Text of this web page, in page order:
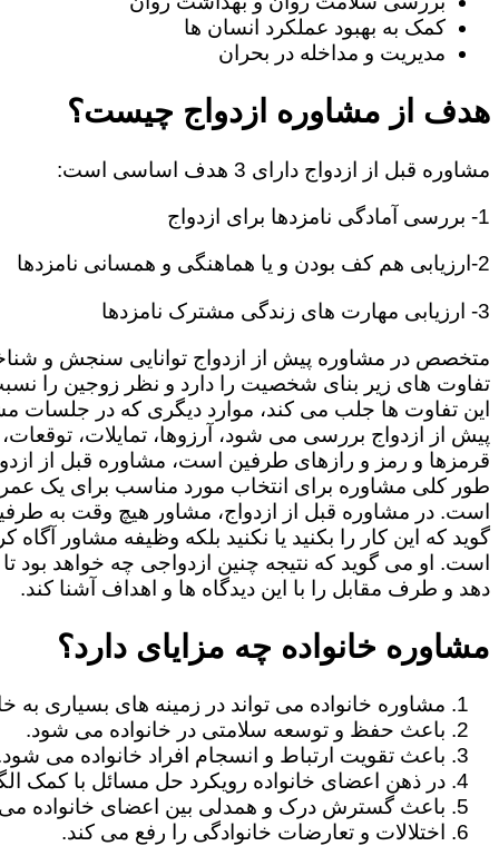
کمک به بهبود عملکرد انسان ها
مدیریت و مداخله در بحران
هدف از مشاوره ازدواج چیست؟
مشاوره قبل از ازدواج دارای 3 هدف اساسی است:
1- بررسی آمادگی نامزدها برای ازدواج
2-ارزیابی هم کف بودن و یا هماهنگی و همسانی نامزدها
3- ارزیابی مهارت های زندگی مشترک نامزدها
متخصص در مشاوره پیش از ازدواج توانایی سنجش و
تفاوت های زیر بنای شخصیت را دارد و نظر زوجین را
این تفاوت ها جلب می کند، موارد دیگری که در جلسات
پیش از ازدواج بررسی می شود، آرزوها، تمایلات،
قرمزها و رمز و رازهای طرفین است، مشاوره قبل از
طور کلی مشاوره برای انتخاب مورد مناسب برای یک
است. در مشاوره قبل از ازدواج، مشاور هیچ وقت به
گوید که این کار را بکنید یا نکنید بلکه وظیفه مشاور آگاه
است. او می گوید که نتیجه چنین ازدواجی چه خواهد بود
دهد و طرف مقابل را با این دیدگاه ها و اهداف آشنا کند.
مشاوره خانواده چه مزایای دارد؟
مشاوره خانواده می تواند در زمینه های بسیاری
باعث حفظ و توسعه سلامتی در خانواده می شود.
باعث تقویت ارتباط و انسجام افراد خانواده می
در ذهن اعضای خانواده رویکرد حل مسائل با کمک
باعث گسترش درک و همدلی بین اعضای خانواده
اختلالات و تعارضات خانوادگی را رفع می کند.